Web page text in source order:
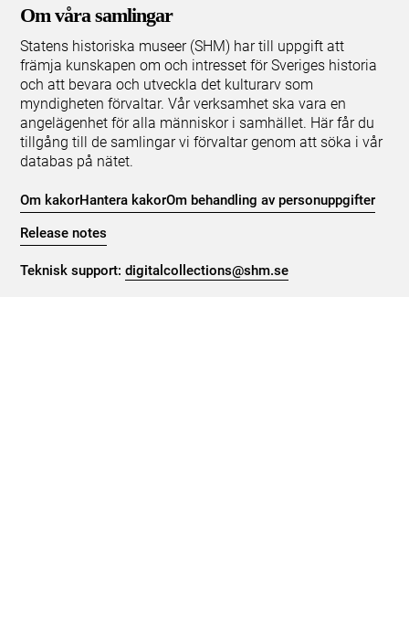
Om våra samlingar
Statens historiska museer (SHM) har till uppgift att
främja kunskapen om och intresset för Sveriges historia
och att bevara och utveckla det kulturarv som
myndigheten förvaltar. Vår verksamhet ska vara en
angelägenhet för alla människor i samhället. Här får du
tillgång till de samlingar vi förvaltar genom att söka i vår
databas på nätet.
Om kakorHantera kakorOm behandling av personuppgifter
Release notes
Teknisk support:digitalcollections@shm.se